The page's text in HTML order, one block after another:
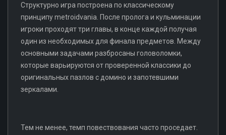
Структурно игра построена по классическому
принципу metroidvania. После пролога и кульминации
игроки проходят три главы, в конце каждой получая
один из необходимых для финала предметов. Между
основными задачами разбросаны головоломки,
которые варьируются от проверенной классики до
оригинальных пазлов с домино и запотевшими
зеркалами.
Тем не менее, темп повествования часто проседает.